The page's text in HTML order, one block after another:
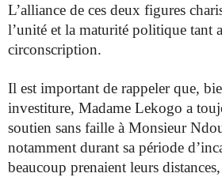
L’alliance de ces deux figures
l’unité et la maturité politique tant
circonscription.
Il est important de rappeler que,
investiture, Madame Lekogo a
soutien sans faille à Monsieur
notamment durant sa période
beaucoup prenaient leurs